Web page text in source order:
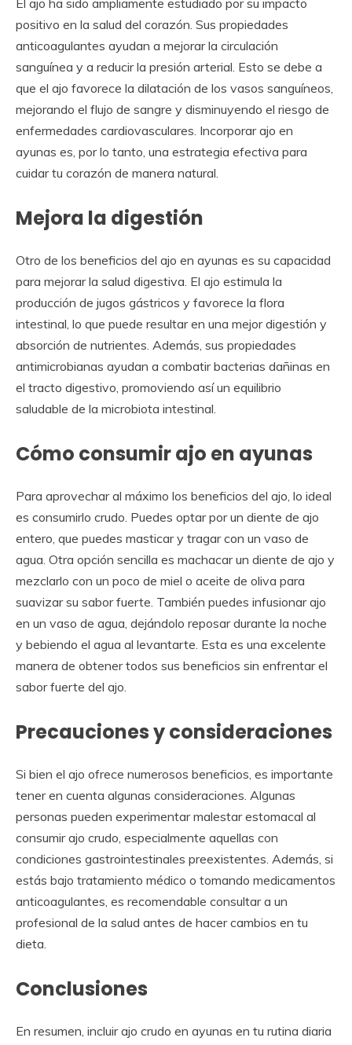
El ajo ha sido ampliamente estudiado por su impacto
positivo en la salud del corazón. Sus propiedades
anticoagulantes ayudan a mejorar la circulación
sanguínea y a reducir la presión arterial. Esto se debe a
que el ajo favorece la dilatación de los vasos sanguíneos,
mejorando el flujo de sangre y disminuyendo el riesgo de
enfermedades cardiovasculares. Incorporar ajo en
ayunas es, por lo tanto, una estrategia efectiva para
cuidar tu corazón de manera natural.
Mejora la digestión
Otro de los beneficios del ajo en ayunas es su capacidad
para mejorar la salud digestiva. El ajo estimula la
producción de jugos gástricos y favorece la flora
intestinal, lo que puede resultar en una mejor digestión y
absorción de nutrientes. Además, sus propiedades
antimicrobianas ayudan a combatir bacterias dañinas en
el tracto digestivo, promoviendo así un equilibrio
saludable de la microbiota intestinal.
Cómo consumir ajo en ayunas
Para aprovechar al máximo los beneficios del ajo, lo ideal
es consumirlo crudo. Puedes optar por un diente de ajo
entero, que puedes masticar y tragar con un vaso de
agua. Otra opción sencilla es machacar un diente de ajo y
mezclarlo con un poco de miel o aceite de oliva para
suavizar su sabor fuerte. También puedes infusionar ajo
en un vaso de agua, dejándolo reposar durante la noche
y bebiendo el agua al levantarte. Esta es una excelente
manera de obtener todos sus beneficios sin enfrentar el
sabor fuerte del ajo.
Precauciones y consideraciones
Si bien el ajo ofrece numerosos beneficios, es importante
tener en cuenta algunas consideraciones. Algunas
personas pueden experimentar malestar estomacal al
consumir ajo crudo, especialmente aquellas con
condiciones gastrointestinales preexistentes. Además, si
estás bajo tratamiento médico o tomando medicamentos
anticoagulantes, es recomendable consultar a un
profesional de la salud antes de hacer cambios en tu
dieta.
Conclusiones
En resumen, incluir ajo crudo en ayunas en tu rutina diaria